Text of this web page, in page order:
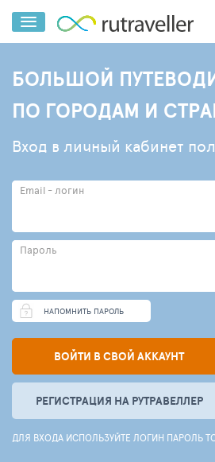
БОЛЬШОЙ
ПО ГОРОДАМ И
Вход в личный кабинет
Email - логин
Пароль
НАПОМНИТЬ ПАРОЛЬ
ВОЙТИ В СВОЙ АККАУНТ
РЕГИСТРАЦИЯ НА РУТРАВЕЛЛЕР
ДЛЯ ВХОДА ИСПОЛЬЗУЙТЕ ЛОГИН ПАРОЛЬ